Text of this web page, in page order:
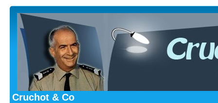
Cruchot & Co